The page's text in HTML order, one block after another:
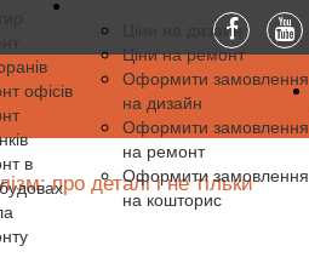
офісів
в
Ціни на дизайн
Ціни на ремонт
Оформити замовлення
на дизайн
Оформити замовлення
на ремонт
Оформити замовлення
на кошторис
про деталі і не тільки